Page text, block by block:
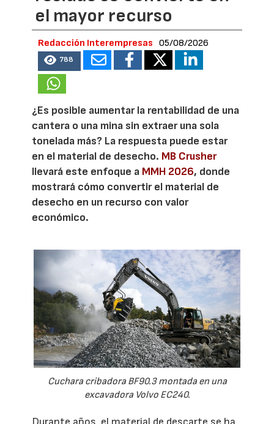
el mayor recurso
Redacción Interempresas 05/08/2026
788
¿Es posible aumentar la rentabilidad de una
cantera o una mina sin extraer una sola
tonelada más? La respuesta puede estar
en el material de desecho. MB Crusher
llevará este enfoque a MMH 2026, donde
mostrará cómo convertir el material de
desecho en un recurso con valor
económico.
Cuchara cribadora BF90.3 montada en una
excavadora Volvo EC240.